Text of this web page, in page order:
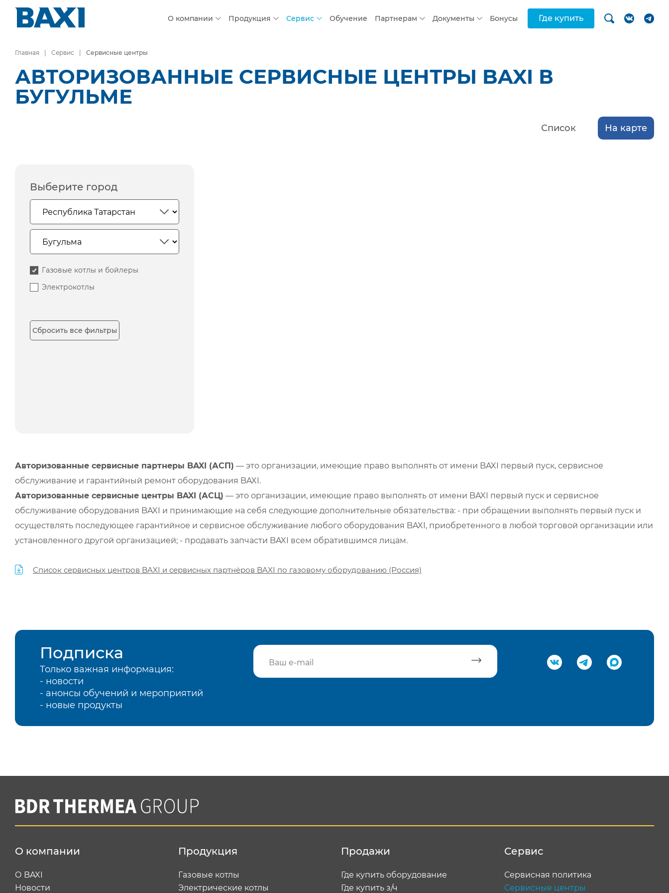
О компании Продукция Сервис Обучение Партнерам Документы Бонусы Где купить
Главная Сервис Сервисные центры
АВТОРИЗОВАННЫЕ СЕРВИСНЫЕ ЦЕНТРЫ BAXI В
БУГУЛЬМЕ
Список На карте
Выберите город
Газовые котлы и бойлеры
Электрокотлы
Сбросить все фильтры
Авторизованные сервисные партнеры BAXI (АСП) — это организации, имеющие право выполнять от имени BAXI первый пуск, сервисное
обслуживание и гарантийный ремонт оборудования BAXI.
Авторизованные сервисные центры BAXI (АСЦ) — это организации, имеющие право выполнять от имени BAXI первый пуск и сервисное
обслуживание оборудования BAXI и принимающие на себя следующие дополнительные обязательства: - при обращении выполнять первый пуск и
осуществлять последующее гарантийное и сервисное обслуживание любого оборудования BAXI, приобретенного в любой торговой организации или
установленного другой организацией; - продавать запчасти BAXI всем обратившимся лицам.
Список сервисных центров BAXI и сервисных партнёров BAXI по газовому оборудованию (Россия)
Подписка
Только важная информация:
- новости
- анонсы обучений и мероприятий
- новые продукты
О компании
О BAXI
Новости
Продукция
Газовые котлы
Электрические котлы
Продажи
Где купить оборудование
Где купить з/ч
Сервис
Сервисная политика
Сервисные центры